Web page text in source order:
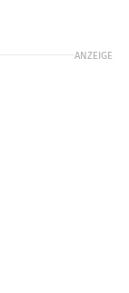
ANZEIGE